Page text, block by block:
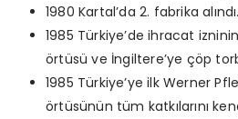
1980 Kartal’da 2. fabrika alındı.
1985 Türkiye’de ihracat
örtüsü ve İngiltere’ye çöp
1985 Türkiye’ye ilk Werner
örtüsünün tüm katkılarını